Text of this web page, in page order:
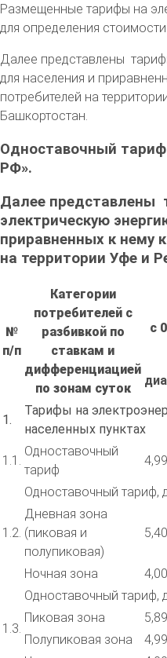
Размещенные тарифы на
для определения
Далее представлены
для населения и
потребителей на
Башкортостан.
Одноставочный
РФ».
Далее представлены
электрическую
приравненных к нему
на территории Уфе и
№
п/п
Категории
потребителей с
разбивкой по
ставкам и
дифференциацией
по зонам суток
с
1.
Тарифы на
населенных пунктах
1.1.
Одноставочный
тариф
4,99
1.2.
Одноставочный тариф,
Дневная зона
(пиковая и
полупиковая)
5,40
Ночная зона 4,00
1.3.
Одноставочный тариф,
Пиковая зона
5,89
Полупиковая зона
4,99